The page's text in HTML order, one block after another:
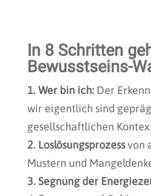
In 8 Schritten
Bewusstseins-
1. Wer bin ich:Der
wir eigentlich sind
gesellschaftlichen
2. Loslösungsprozessvon
Mustern und
3. Segnung der